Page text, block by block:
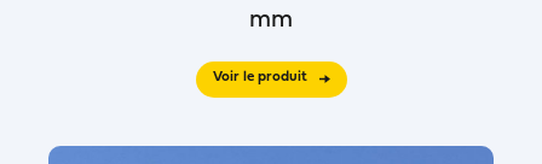
mm
Voir le produit